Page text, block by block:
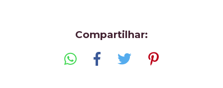
Compartilhar: